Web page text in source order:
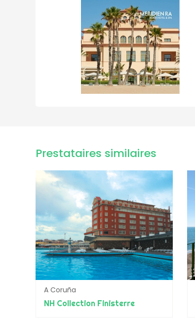
Prestataires similaires
A Coruña
NH Collection Finisterre